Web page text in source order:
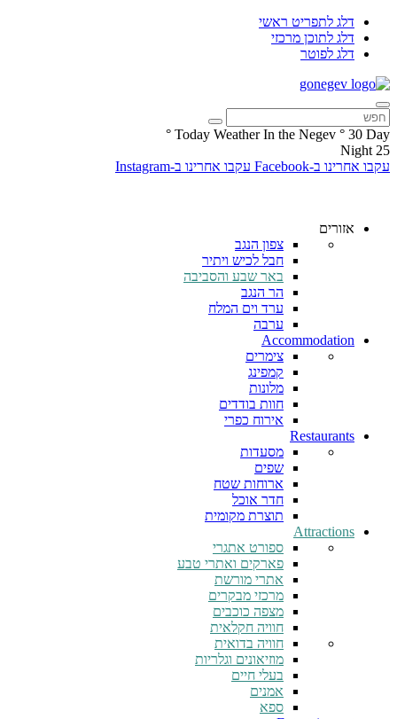
דלג לתפריט ראשי
דלג לתוכן מרכזי
דלג לפוטר
Today Weather In the Negev ° 30 Day
°
25
Night
עקבו אחרינו ב-Facebook
עקבו אחרינו ב-Instagram
אזורים
צפון הנגב
חבל לכיש ויתיר
באר שבע והסביבה
הר הנגב
ערד וים המלח
ערבה
Accommodation
צימרים
קמפינג
מלונות
חוות בודדים
אירוח כפרי
Restaurants
מסעדות
שפים
ארוחות שטח
חדר אוכל
תוצרת מקומית
Attractions
ספורט אתגרי
פארקים ואתרי טבע
אתרי מורשת
מרכזי מבקרים
מצפה כוכבים
חוויה חקלאית
חוויה בדואית
מוזיאונים וגלריות
בעלי חיים
אמנים
ספא